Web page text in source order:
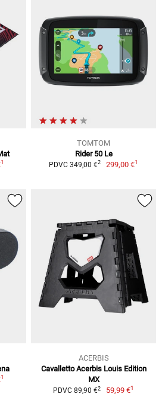
1
TOMTOM
Rider 50 Le
PDVC 349,00 €2 299,00 €1
1
ACERBIS
Cavalletto Acerbis Louis Edition
MX
PDVC 89,90 €2 59,99 €1